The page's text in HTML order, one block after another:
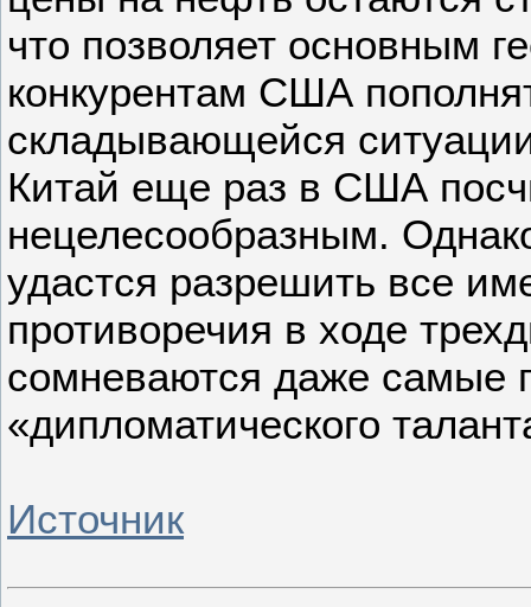
что позволяет основным
конкурентам США
складывающейся
Китай еще раз в США
нецелесообразным.
удастся разрешить все
противоречия в ходе
сомневаются даже самые
«дипломатического
Источник